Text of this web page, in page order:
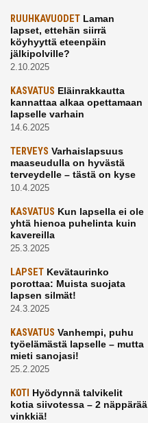
RUUHKAVUODET Laman
lapset, ettehän siirrä
köyhyyttä eteenpäin
jälkipolville?
2.10.2025
KASVATUS Eläinrakkautta
kannattaa alkaa opettamaan
lapselle varhain
14.6.2025
TERVEYS Varhaislapsuus
maaseudulla on hyvästä
terveydelle – tästä on kyse
10.4.2025
KASVATUS Kun lapsella ei ole
yhtä hienoa puhelinta kuin
kavereilla
25.3.2025
LAPSET Kevätaurinko
porottaa: Muista suojata
lapsen silmät!
24.3.2025
KASVATUS Vanhempi, puhu
työelämästä lapselle – mutta
mieti sanojasi!
25.2.2025
KOTI Hyödynnä talvikelit
kotia siivotessa – 2 näppärää
vinkkiä!